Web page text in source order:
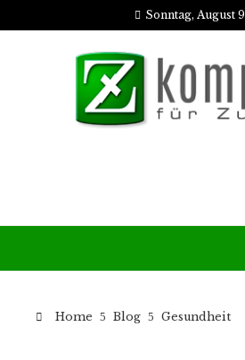
Sonntag, August 9
Home Blog Gesundheit